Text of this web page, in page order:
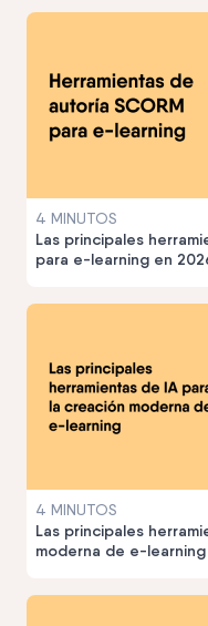
4 MINUTOS
Las principales
para e-learning en
4 MINUTOS
Las principales
moderna de e-learning